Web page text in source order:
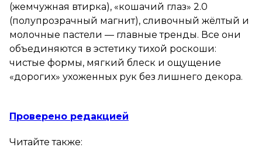
(жемчужная втирка), «кошачий глаз» 2.0
(полупрозрачный магнит), сливочный жёлтый и
молочные пастели — главные тренды. Все они
объединяются в эстетику тихой роскоши:
чистые формы, мягкий блеск и ощущение
«дорогих» ухоженных рук без лишнего декора.
Проверено редакцией
Читайте также: